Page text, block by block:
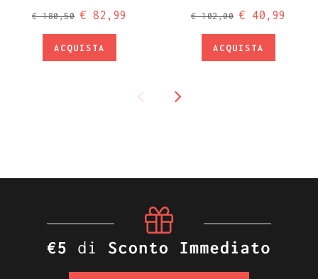
€ 180,50 € 82,99
ACQUISTA
€ 102,00 € 40,99
ACQUISTA